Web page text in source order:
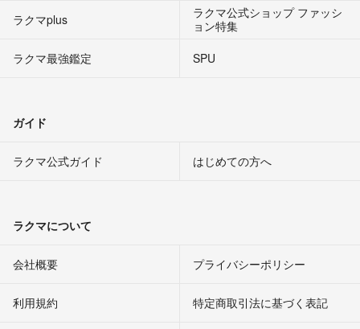
ラクマplus
ラクマ公式ショップ ファッシ
ョン特集
ラクマ最強鑑定
SPU
ガイド
ラクマ公式ガイド はじめての方へ
ラクマについて
会社概要 プライバシーポリシー
利用規約 特定商取引法に基づく表記